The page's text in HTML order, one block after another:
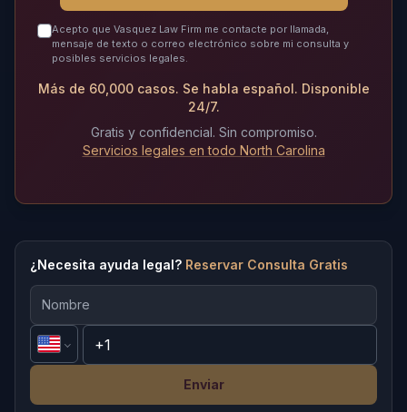
Acepto que Vasquez Law Firm me contacte por llamada,
mensaje de texto o correo electrónico sobre mi consulta y
posibles servicios legales.
Más de 60,000 casos. Se habla español. Disponible
24/7.
Gratis y confidencial. Sin compromiso.
Servicios legales en todo North Carolina
¿Necesita ayuda legal? Reservar Consulta Gratis
Enviar